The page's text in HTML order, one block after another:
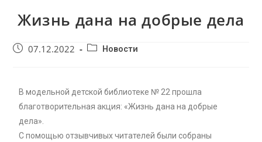
Жизнь дана на добрые дела
07.12.2022 Новости
В модельной детской библиотеке № 22 прошла
благотворительная акция: «Жизнь дана на добрые
дела».
С помощью отзывчивых читателей были собраны